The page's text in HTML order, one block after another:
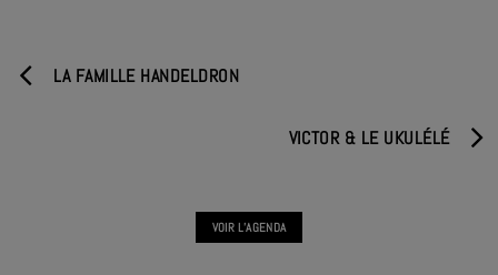
LA FAMILLE HANDELDRON
VICTOR & LE UKULÉLÉ
VOIR L'AGENDA